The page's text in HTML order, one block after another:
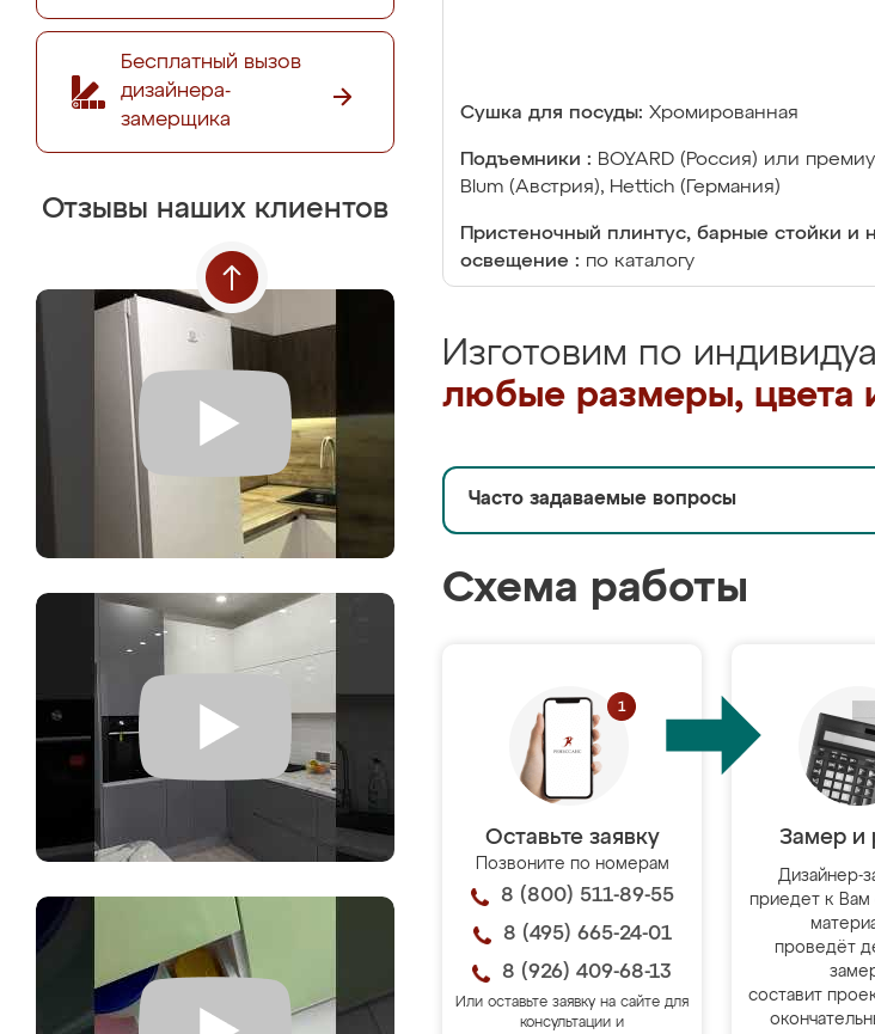
Бесплатный вызов
дизайнера-
замерщика
Отзывы наших клиентов
Сушка для посуды: Хромированная
Подъемники : BOYARD (Россия) или
Blum (Австрия), Hettich (Германия)
Пристеночный плинтус, барные стойки и
освещение : по каталогу
Изготовим по
любые размеры, цвета
Часто задаваемые вопросы
Схема работы
Оставьте заявку
Позвоните по номерам
8 (800) 511-89-55
8 (495) 665-24-01
8 (926) 409-68-13
Или оставьте заявку на сайте для
консультации и
Замер и
Дизайнер-
приедет к Вам
проведёт
составит